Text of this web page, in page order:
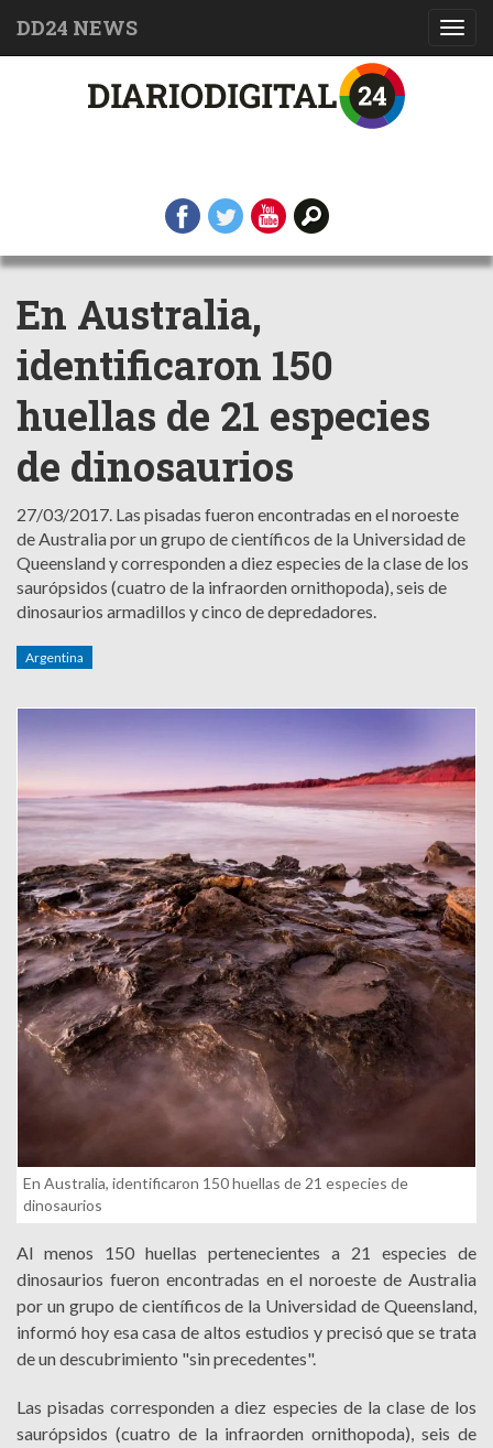
DD24 NEWS
En Australia,
identificaron 150
huellas de 21 especies
de dinosaurios
27/03/2017. Las pisadas fueron encontradas en el noroeste
de Australia por un grupo de científicos de la Universidad de
Queensland y corresponden a diez especies de la clase de los
saurópsidos (cuatro de la infraorden ornithopoda), seis de
dinosaurios armadillos y cinco de depredadores.
Argentina
En Australia, identificaron 150 huellas de 21 especies de
dinosaurios
Al menos 150 huellas pertenecientes a 21 especies de
dinosaurios fueron encontradas en el noroeste de Australia
por un grupo de científicos de la Universidad de Queensland,
informó hoy esa casa de altos estudios y precisó que se trata
de un descubrimiento "sin precedentes".
Las pisadas corresponden a diez especies de la clase de los
saurópsidos (cuatro de la infraorden ornithopoda), seis de